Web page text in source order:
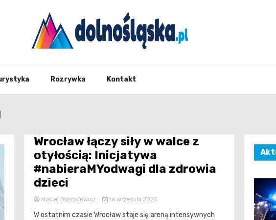
Rozrywka Kontakt
Wrocław łączy siły w walce z
otyłością: Inicjatywa
#nabieraMYodwagi dla zdrowia
dzieci
Maciej Błaszkiewicz 16 września 2025
W ostatnim czasie Wrocław staje się areną intensywnych